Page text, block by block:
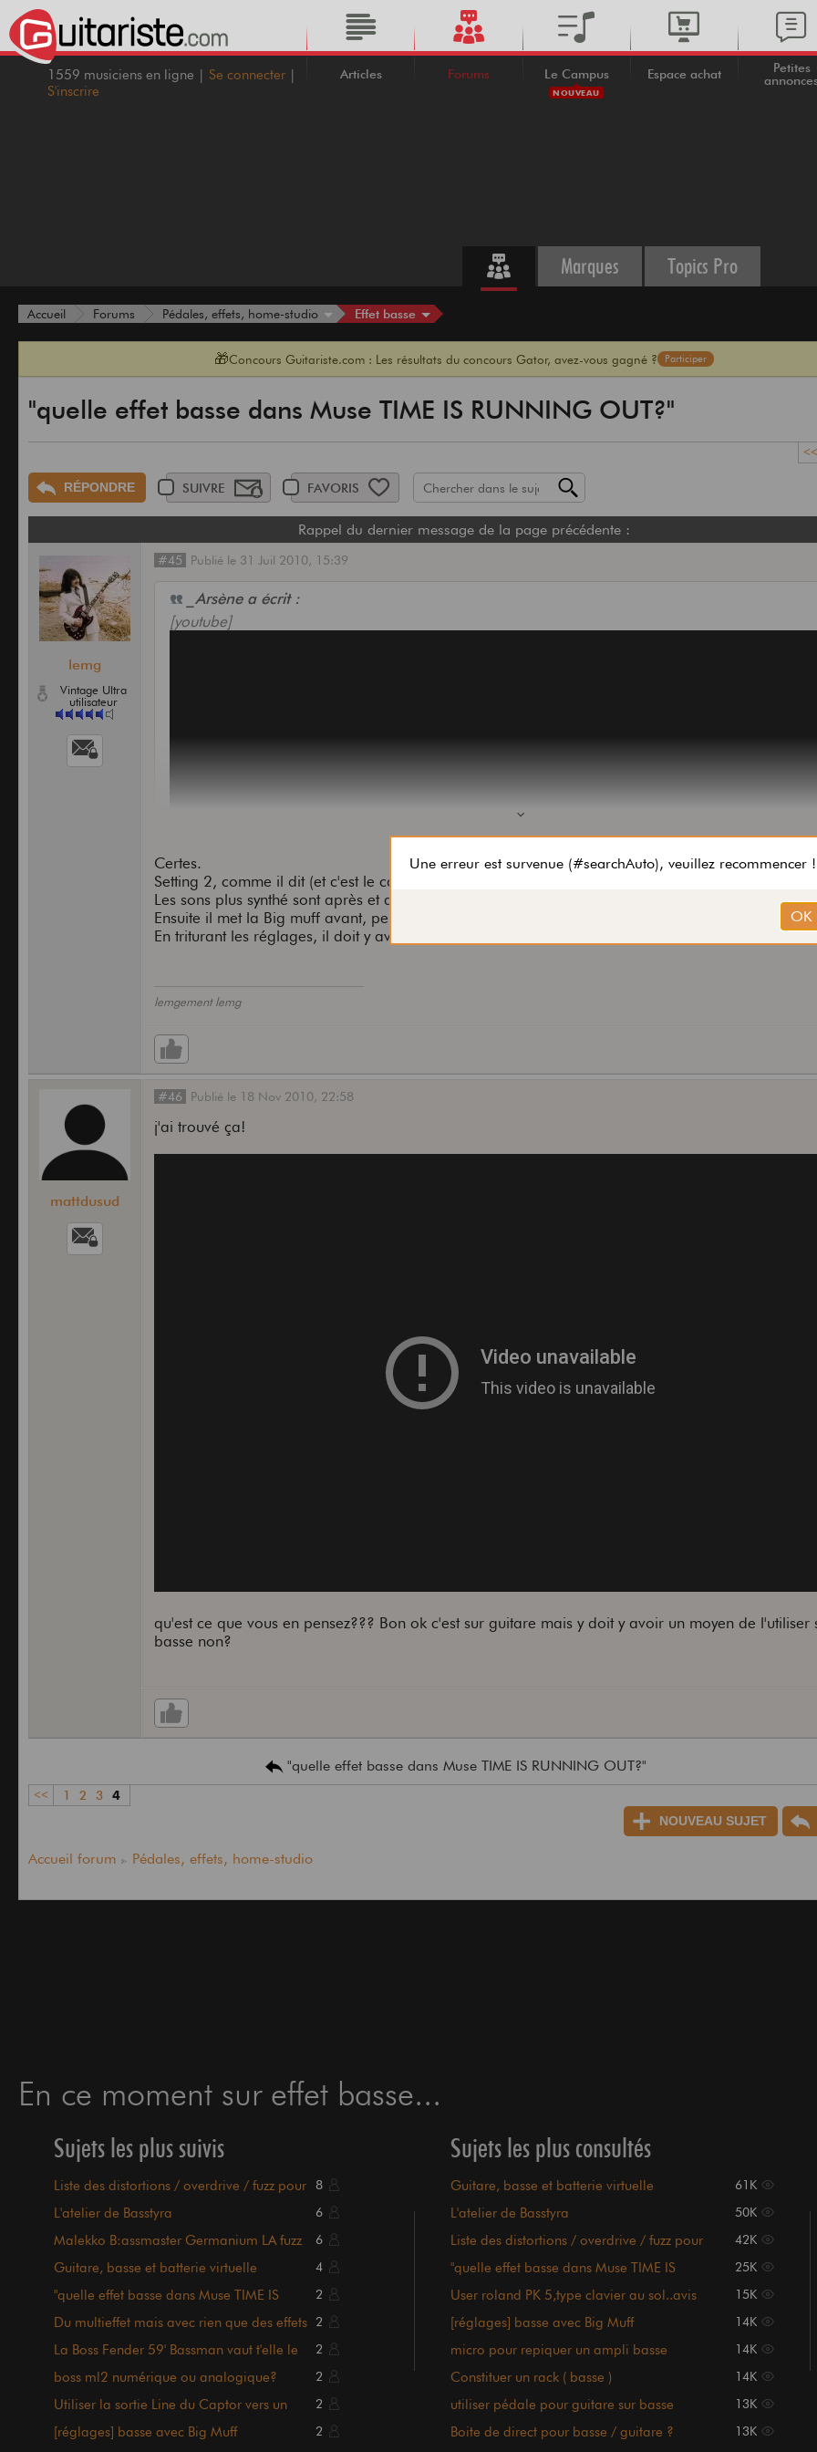
1559 musiciens en ligne | Se connecter |
S'inscrire
Articles Forums Le Campus
NOUVEAU
Espace achat
Petites
Marques Topics Pro
Accueil Forums Pédales, effets, home-studio Effet basse
🎁Concours Guitariste.com : Les résultats du concours Gator, avez-vous gagné ? Participer
"quelle effet basse dans Muse TIME IS RUNNING OUT?"
RÉPONDRE SUIVRE FAVORIS
Rappel du dernier message de la page précédente :
lemg
Vintage Ultra
utilisateur
#45 Publié le 31 Juil 2010, 15:39
_Arsène a écrit :
[youtube]
Citation:
Certes.
Setting 2, comme il dit (et c'est le cas) de la Synth wah, c'est un basique filtre d'enveloppe.
Les sons plus synthé sont après et déjà, ça colle mieux.
Ensuite il met la Big muff avant, personnellement je l'aurais placée après.
En triturant les réglages, il doit y avoir moyen de faire mieux.
lemgement lemg
mattdusud
#46 Publié le 18 Nov 2010, 22:58
j'ai trouvé ça!
qu'est ce que vous en pensez??? Bon ok c'est sur guitare mais y doit y avoir un moyen de l'utiliser
basse non?
"quelle effet basse dans Muse TIME IS RUNNING OUT?"
<< 1 2 3
4
NOUVEAU SUJET
Accueil forum Pédales, effets, home-studio
En ce moment sur effet basse...
Sujets les plus suivis
Liste des distortions / overdrive / fuzz pour
8
L'atelier de Basstyra 6
Malekko B:assmaster Germanium LA fuzz
6
Guitare, basse et batterie virtuelle 4
"quelle effet basse dans Muse TIME IS
2
Du multieffet mais avec rien que des effets 2
La Boss Fender 59' Bassman vaut t'elle le
2
boss ml2 numérique ou analogique? 2
Utiliser la sortie Line du Captor vers un
2
[réglages] basse avec Big Muff 2
Sujets les plus consultés
Guitare, basse et batterie virtuelle 61K
L'atelier de Basstyra 50K
Liste des distortions / overdrive / fuzz pour
42K
"quelle effet basse dans Muse TIME IS
25K
User roland PK 5,type clavier au sol..avis
15K
[réglages] basse avec Big Muff 14K
micro pour repiquer un ampli basse 14K
Constituer un rack ( basse ) 14K
utiliser pédale pour guitare sur basse 13K
Boite de direct pour basse / guitare ? 13K